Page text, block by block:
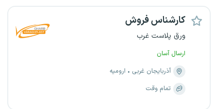
کارشناس فروش
ورق پلاست غرب
ارسال آسان
آذربایجان غربی
ارومیه
تمام وقت